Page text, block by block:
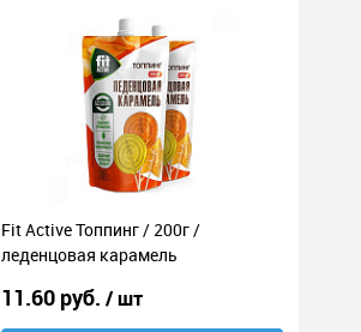
Fit Active Топпинг / 200г /
леденцовая карамель
11.60 руб. / шт